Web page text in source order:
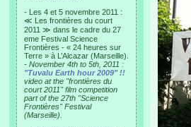
- Les 4 et 5 novembre 2011 :
≪ Les frontières du court
2011 ≫ dans le cadre du 27
eme Festival Science
Frontières - « 24 heures sur
Terre » à L’Alcazar (Marseille).
- November 4th to 5th, 2011 :
"Tuvalu Earth hour 2009" !!
video at the "frontières du
court 2011" film competition
part of the 27th "Science
Frontières" Festival
(Marseille).